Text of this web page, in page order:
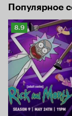
Популярное
Рейтинг
Кинопоиска
8.9
8.9